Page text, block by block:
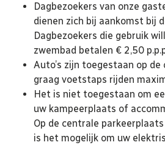
Dagbezoekers van onze
dienen zich bij aankomst bij
Dagbezoekers die gebruik
zwembad betalen € 2,50
Auto’s zijn toegestaan op de
graag voetstaps rijden
Het is niet toegestaan om
uw kampeerplaats of
Op de centrale
is het mogelijk om uw